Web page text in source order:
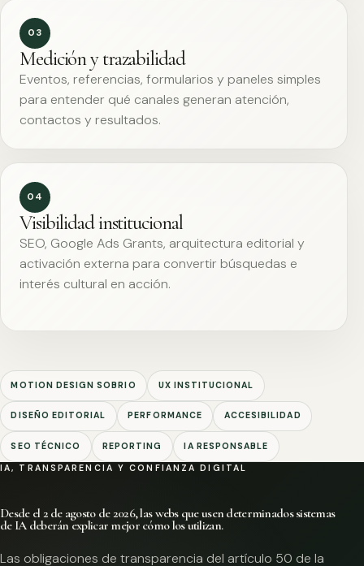
03
Medición y trazabilidad
Eventos, referencias, formularios y paneles simples
para entender qué canales generan atención,
contactos y resultados.
04
Visibilidad institucional
SEO, Google Ads Grants, arquitectura editorial y
activación externa para convertir búsquedas e
interés cultural en acción.
MOTION DESIGN SOBRIO UX INSTITUCIONAL
DISEÑO EDITORIAL PERFORMANCE ACCESIBILIDAD
SEO TÉCNICO REPORTING IA RESPONSABLE
IA, TRANSPARENCIA Y CONFIANZA DIGITAL
Desde el 2 de agosto de 2026, las webs que usen determinados sistemas
de IA deberán explicar mejor cómo los utilizan.
Las obligaciones de transparencia del artículo 50 de la